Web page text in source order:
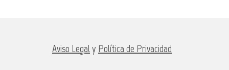
Aviso Legaly Política de Privacidad